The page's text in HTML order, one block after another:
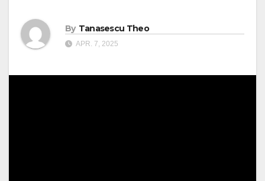
By Tanasescu Theo
APR. 7, 2025